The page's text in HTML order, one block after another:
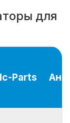
для
Parts